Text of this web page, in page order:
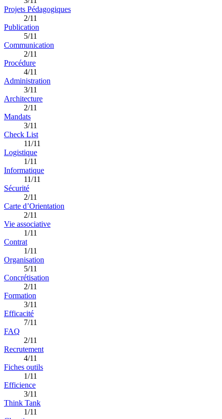
Projets Pédagogiques
2/11
Publication
5/11
Communication
2/11
Procédure
4/11
Administration
3/11
Architecture
2/11
Mandats
3/11
Check List
11/11
Logistique
1/11
Informatique
11/11
Sécurité
2/11
Carte d’Orientation
2/11
Vie associative
1/11
Contrat
1/11
Organisation
5/11
Concrétisation
2/11
Formation
3/11
Efficacité
7/11
FAQ
2/11
Recrutement
4/11
Fiches outils
1/11
Efficience
3/11
Think Tank
1/11